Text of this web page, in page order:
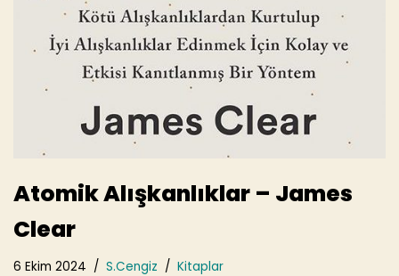
Atomik Alışkanlıklar – James
Clear
6 Ekim 2024 S.Cengiz Kitaplar